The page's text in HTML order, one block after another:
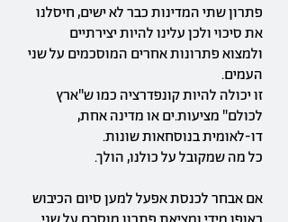
פתרון שתי המדינות כבר לא ישים, חיסלנו
את סיכוי ולכן עלינו להיות יצירתיים
ולמצוא פתרונות אחרים המוסכמים על שני
העמים.
זו יכולה להיות קונפדרציה כמו ש"ארץ
לכולם" מציעות.ים או מדינה אחת,
דו-לאומית בנוסחאות שונות.
כל מה שמקובל על כולנו, הולך.
אם אבחר לכנסת אפעל למען סיום הכיבוש